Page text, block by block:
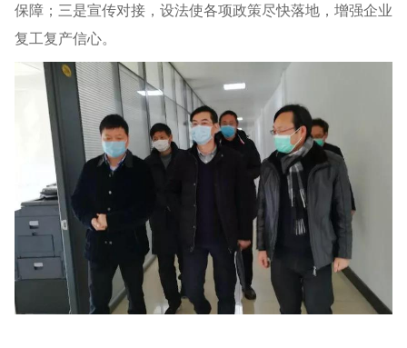
保障；三是宣传对接，设法使各项政策尽快落地，增强企业
复工复产信心。